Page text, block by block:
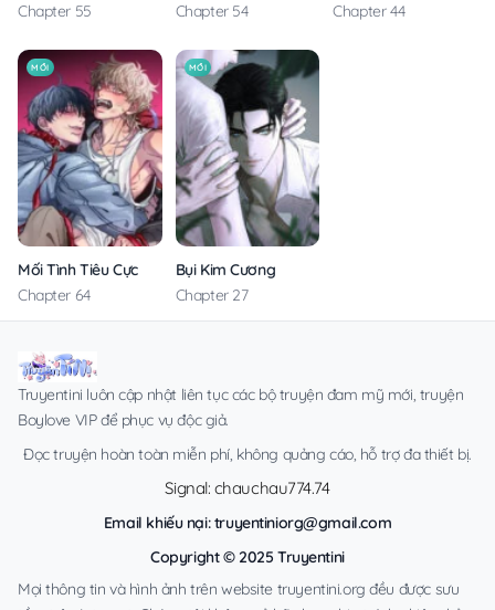
Chapter 55
Chapter 54
Chapter 44
MỚI
Mối Tình Tiêu Cực
Chapter 64
MỚI
Bụi Kim Cương
Chapter 27
Truyentini luôn cập nhật liên tục các bộ truyện đam mỹ mới, truyện
Boylove VIP để phục vụ độc giả.
Đọc truyện hoàn toàn miễn phí, không quảng cáo, hỗ trợ đa thiết bị.
Signal: chauchau774.74
Email khiếu nại:truyentiniorg@gmail.com
Copyright © 2025 Truyentini
Mọi thông tin và hình ảnh trên website truyentini.org đều được sưu